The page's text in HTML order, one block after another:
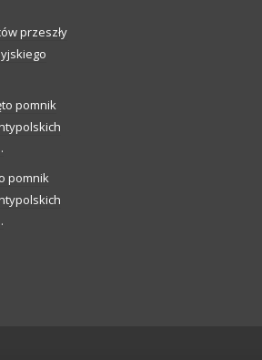
przeszły
pomnik
pomnik